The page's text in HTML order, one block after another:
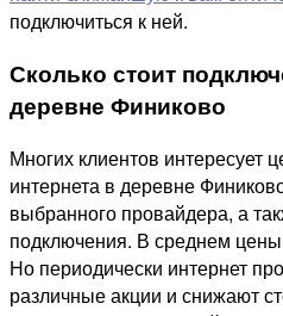
подключиться к ней.
Сколько стоит
деревне Финиково
Многих клиентов интересует
интернета в деревне
выбранного провайдера, а
подключения. В среднем цены
Но периодически интернет
различные акции и снижают